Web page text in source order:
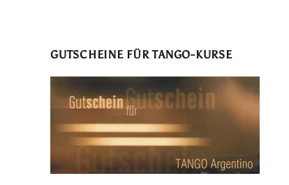
GUTSCHEINE FÜR TANGO-KURSE